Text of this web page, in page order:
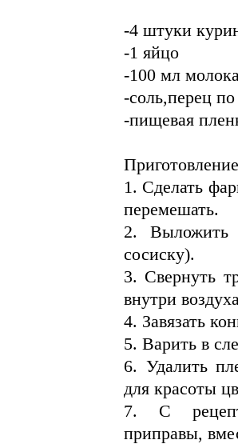
-4 штуки
-1 яйцо
-100 мл
-соль,перец
-пищевая
1. Сделать
перемешать.
2.
сосиску).
3. Свернуть
внутри
4. Завязать
5. Варить в
6. Удалить
для красоты
7. C
приправы,